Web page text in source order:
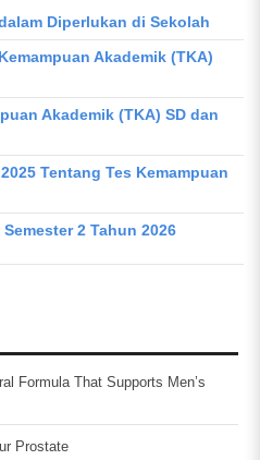
Diperlukan di Sekolah
Akademik (TKA)
Akademik (TKA) SD dan
Tentang Tes Kemampuan
2 Tahun 2026
Formula That Supports Men’s
Prostate